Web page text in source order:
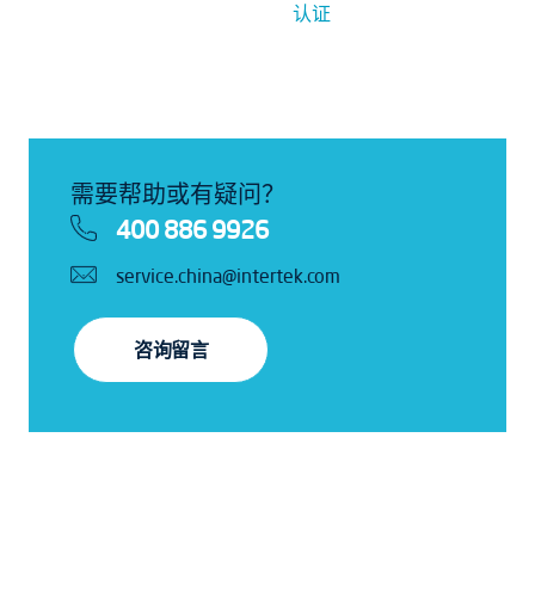
认证
需要帮助或有疑问？
400 886 9926
service.china@intertek.com
咨询留言